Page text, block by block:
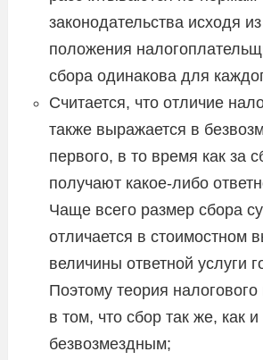
законодательства исходя
положения
сбора одинакова для
Считается, что отличие
также выражается в
первого, в то время как за
получают какое-либо
Чаще всего размер сбора
отличается в стоимостном
величины ответной услуги
Поэтому теория налогового
в том, что сбор так же, как
безвозмездным;